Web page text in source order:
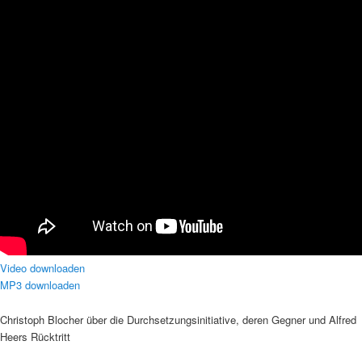
Video downloaden
MP3 downloaden
Christoph Blocher über die Durchsetzungsinitiative, deren Gegner und Alfred
Heers Rücktritt